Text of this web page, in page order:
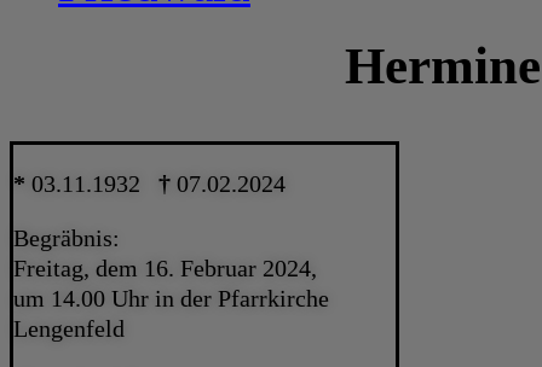
* 03.11.1932 † 07.02.2024
Begräbnis:
Freitag, dem 16. Februar 2024,
um 14.00 Uhr in der Pfarrkirche
Lengenfeld